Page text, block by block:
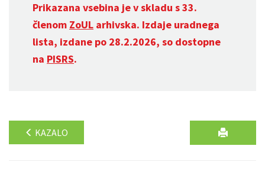
Prikazana vsebina je v skladu s 33.
členom ZoUL arhivska. Izdaje uradnega
lista, izdane po 28.2.2026, so dostopne
na PISRS.
KAZALO